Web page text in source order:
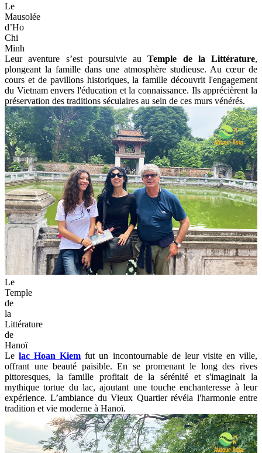
Le
Mausolée
d’Ho
Chi
Minh
Leur aventure s’est poursuivie au Temple de la Littérature,
plongeant la famille dans une atmosphère studieuse. Au cœur de
cours et de pavillons historiques, la famille découvrit l'engagement
du Vietnam envers l'éducation et la connaissance. Ils apprécièrent la
préservation des traditions séculaires au sein de ces murs vénérés.
Le
Temple
de
la
Littérature
de
Hanoï
Lelac Hoan Kiem fut un incontournable de leur visite en ville,
offrant une beauté paisible. En se promenant le long des rives
pittoresques, la famille profitait de la sérénité et s'imaginait la
mythique tortue du lac, ajoutant une touche enchanteresse à leur
expérience. L’ambiance du Vieux Quartier révéla l'harmonie entre
tradition et vie moderne à Hanoï.